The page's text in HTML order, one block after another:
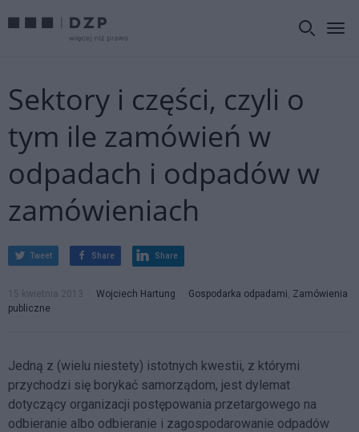
Sektory i części, czyli o
tym ile zamówień w
odpadach i odpadów w
zamówieniach
Tweet Share Share
15 kwietnia 2013 Wojciech Hartung Gospodarka odpadami, Zamówienia
publiczne
Jedną z (wielu niestety) istotnych kwestii, z którymi
przychodzi się borykać samorządom, jest dylemat
dotyczący organizacji postępowania przetargowego na
odbieranie albo odbieranie i zagospodarowanie odpadów